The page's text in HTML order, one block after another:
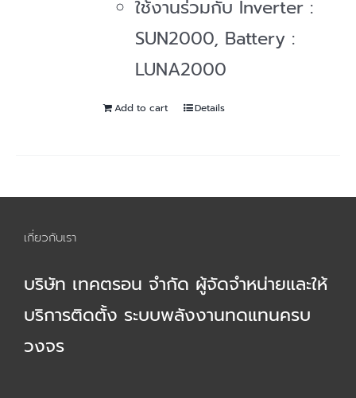
ใช้งานร่วมกับ Inverter :
SUN2000, Battery :
LUNA2000
Add to cart Details
เกี่ยวกับเรา
บริษัท เทคตรอน จำกัด ผู้จัดจำหน่ายและให้
บริการติดตั้ง ระบบพลังงานทดแทนครบ
วงจร